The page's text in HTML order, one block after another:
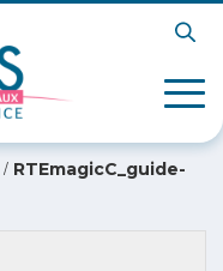
/ RTEmagicC_guide-